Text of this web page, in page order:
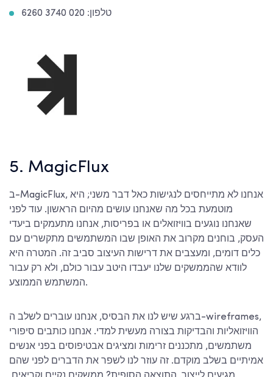
טלפון: 020 3740 6260
5. MagicFlux
ב-MagicFlux, אנחנו לא מתייחסים לנגישות כאל דבר משני; היא
מוטמעת בכל מה שאנחנו עושים מהיום הראשון. עוד לפני
שאנחנו נוגעים בוויזואלים או בפריסות, אנחנו מתעמקים ביעדי
העסק, בוחנים מקרוב את האופן שבו המשתמשים מתקשרים עם
כלים דומים, ומעצבים את דרישות העיצוב סביב זה. המטרה היא
לוודא שהממשקים שלנו יעבדו היטב עבור כולם, ולא רק עבור
המשתמש הממוצע.
ברגע שיש לנו את הבסיס, אנחנו עוברים לשלב ה-wireframes,
הוויזואליות והבדיקות בצורה מעשית למדי. אנחנו כותבים סיפורי
משתמשים, מתכננים זרימות ומציגים אבטיפוסים בפני אנשים
אמיתיים בשלב מוקדם. זה עוזר לנו לשפר את הדברים לפני שהם